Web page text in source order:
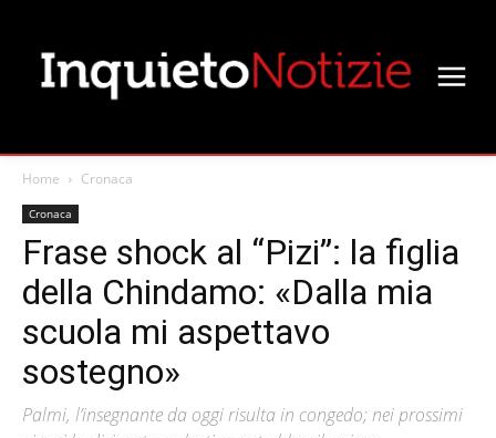
Home Cronaca
Cronaca
Frase shock al “Pizi”: la figlia
della Chindamo: «Dalla mia
scuola mi aspettavo
sostegno»
Palmi, l’insegnante da oggi risulta in congedo; nei prossimi